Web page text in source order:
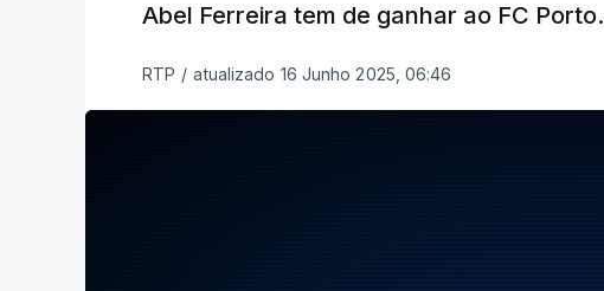
Abel Ferreira tem de ganhar ao FC Porto.
RTP / atualizado 16 Junho 2025, 06:46